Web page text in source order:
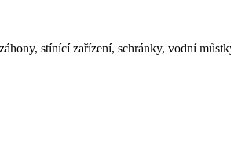
stínící zařízení, schránky, vodní